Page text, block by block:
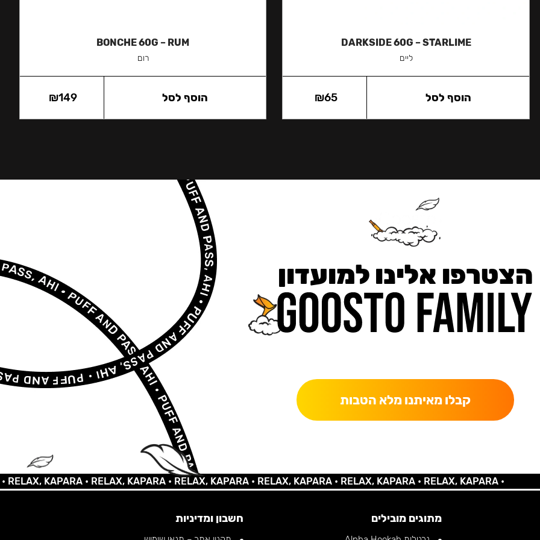
DARKSIDE 60G – STARLIME
ליים
₪65 הוסף לסל
BONCHE 60G – RUM
רום
₪149 הוסף לסל
הצטרפו אלינו למועדון
קבלו מאיתנו מלא הטבות
KAPARA •RELAX, KAPARA •RELAX, KAPARA •RELAX, KAPARA •RELAX, KAPARA •RELAX, KAPARA •
מתוגים מובילים חשבון ומדיניות